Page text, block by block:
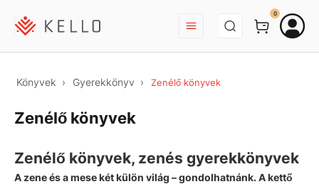
BEJELENTKEZÉS
0
Könyvek Gyerekkönyv Zenélő könyvek
Zenélő könyvek
Zenélő könyvek, zenés gyerekkönyvek
A zene és a mese két külön világ – gondolhatnánk. A kettő